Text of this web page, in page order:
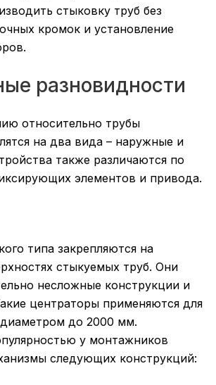
стыковку труб без
кромок и установление
разновидности
относительно трубы
на два вида – наружные и
также различаются по
элементов и привода.
типа закрепляются на
стыкуемых труб. Они
несложные конструкции и
центраторы применяются для
до 2000 мм.
у монтажников
следующих конструкций: